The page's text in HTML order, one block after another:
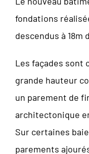
fondations
descendus à 18m
Les façades sont
grande hauteur
un parement de
architectonique
Sur certaines
parements